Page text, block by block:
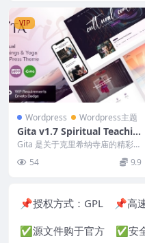
VIP
Wordpress Wordpress主题
Gita v1.7 Spiritual Teachin
gs & Yoga WordPress The
Gita 是关于克里希纳寺庙的精彩在
线演示，这是一个提供瑜伽、教
堂、冥想和灵性练...
54 9.9
📌授权方式： GPL 📌高
✅源文件购于官方 ✅安